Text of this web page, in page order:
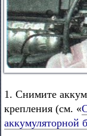
1. Снимите
крепления (см. «
аккумуляторной